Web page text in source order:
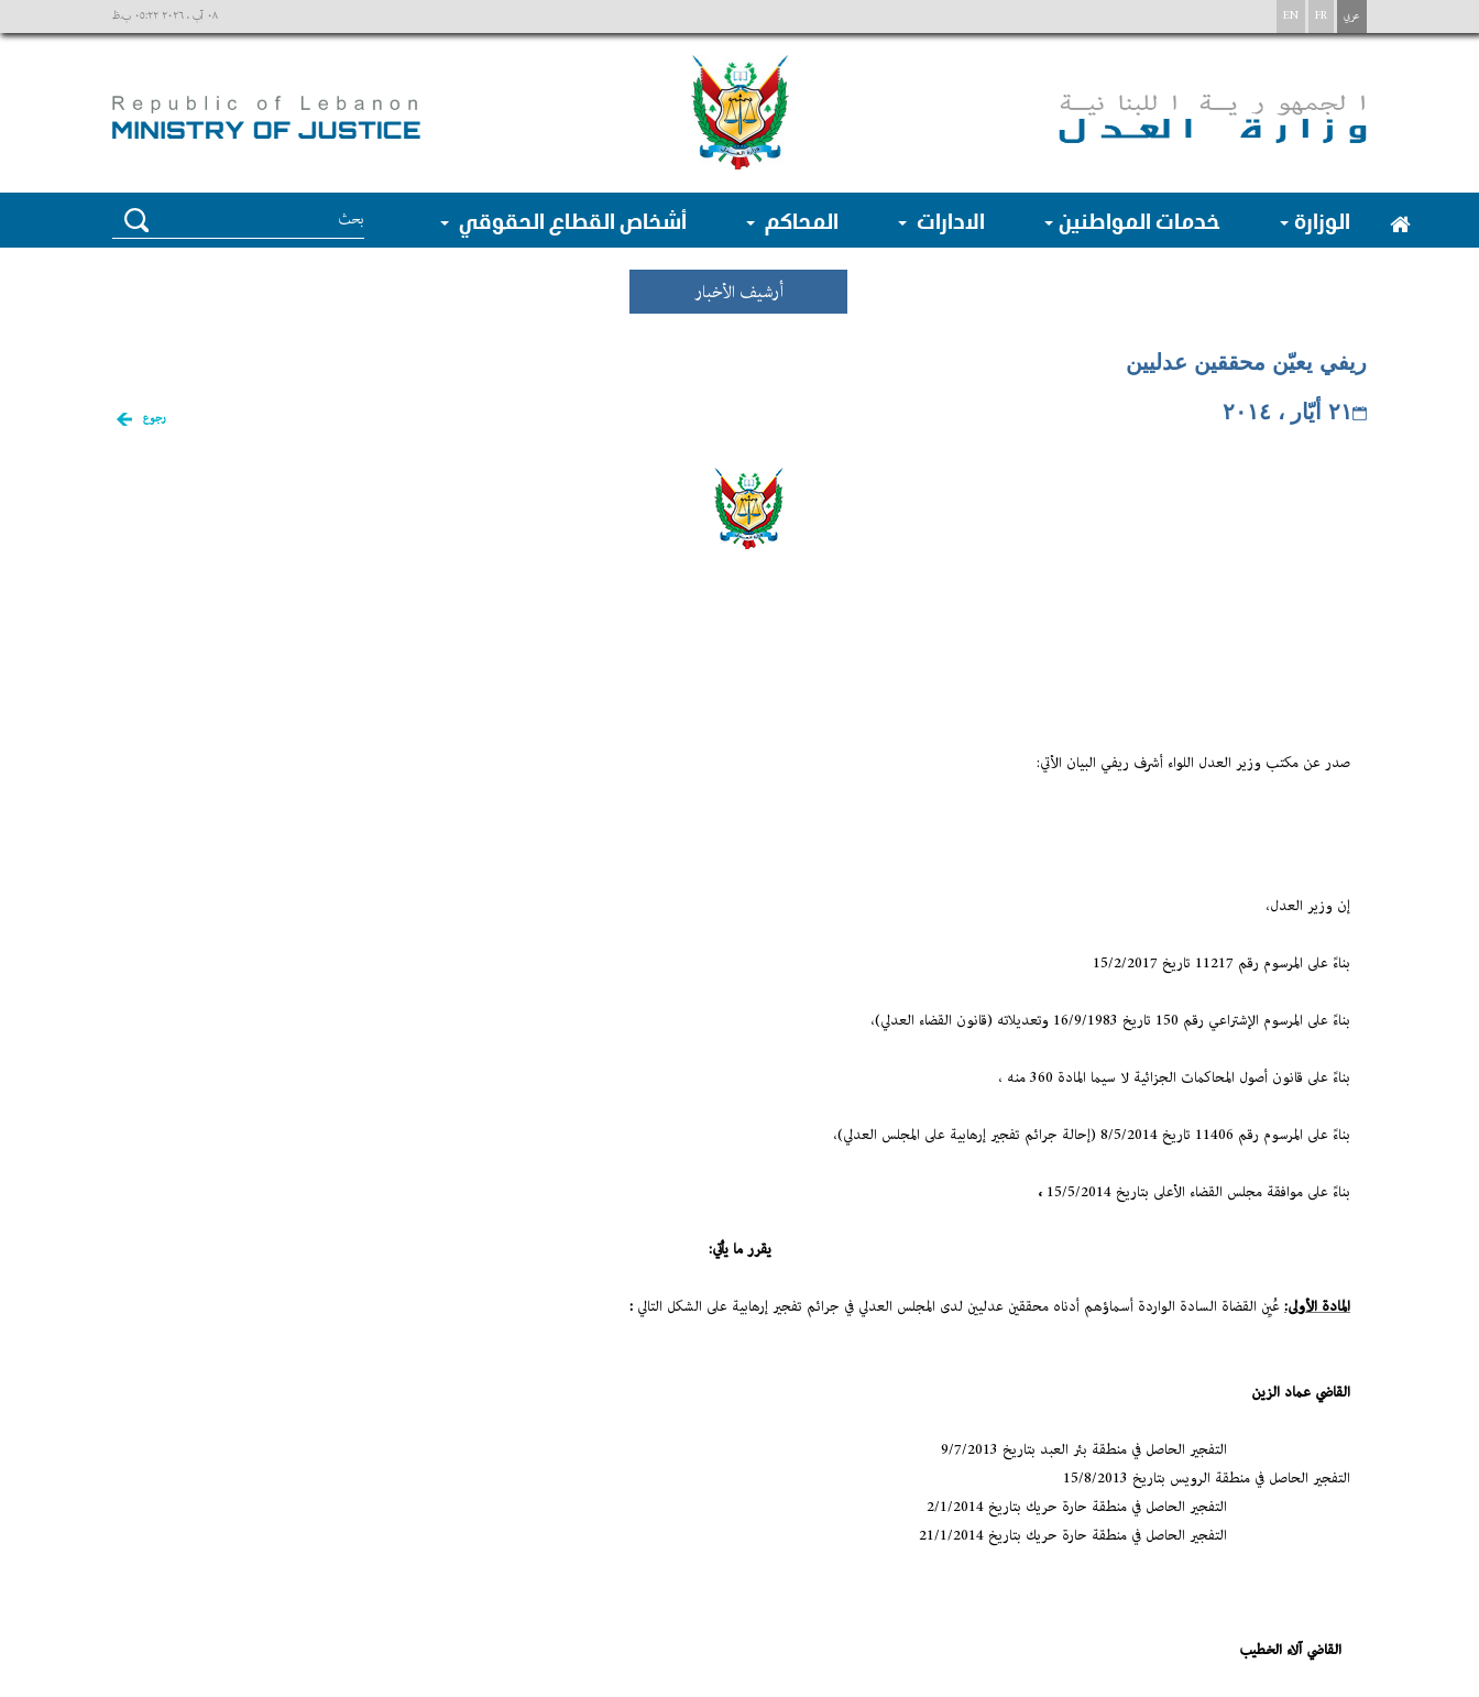
٠٨ آب ، ٢٠٢٦ ٠٥:٢٢ ب.ظ EN FR عربي
الوزارة خدمات المواطنين الادارات المحاكم أشخاص القطاع الحقوقي
أرشيف الأخبار
ريفي يعيّن محققين عدليين
رجوع ٢١ أيّار ، ٢٠١٤
صدر عن مكتب وزير العدل اللواء أشرف ريفي البيان الأتي:
إن وزير العدل،
بناءً على المرسوم رقم 11217 تاريخ 15/2/2017
بناءً على المرسوم الإشتراعي رقم 150 تاريخ 16/9/1983 وتعديلاته (قانون القضاء العدلي)،
بناءً على قانون أصول المحاكمات الجزائية لا سيما المادة 360 منه ،
بناءً على المرسوم رقم 11406 تاريخ 8/5/2014 (إحالة جرائم تفجير إرهابية على المجلس العدلي)،
بناءً على موافقة مجلس القضاء الأعلى بتاريخ 15/5/2014 ،
يقرر ما يأتي:
المادة الأولى: عُيِن القضاة السادة الواردة أسماؤهم أدناه محققين عدليين لدى المجلس العدلي في جرائم تفجير إرهابية على الشكل التالي :
القاضي عماد الزين
التفجير الحاصل في منطقة بئر العبد بتاريخ 9/7/2013
التفجير الحاصل في منطقة الرويس بتاريخ 15/8/2013
التفجير الحاصل في منطقة حارة حريك بتاريخ 2/1/2014
التفجير الحاصل في منطقة حارة حريك بتاريخ 21/1/2014
القاضي آلاء الخطيب